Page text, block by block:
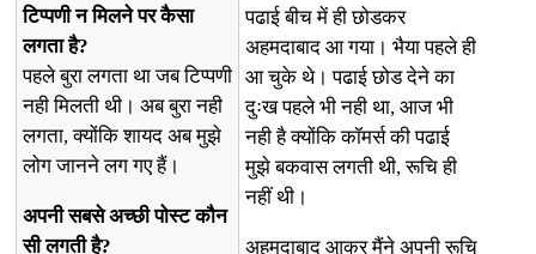
टिप्पणी न मिलने पर कैसा
लगता है?
पहले बुरा लगता था जब टिप्पणी
नही मिलती थी। अब बुरा नही
लगता, क्योंकि शायद अब मुझे
लोग जानने लग गए हैं।
अपनी सबसे अच्छी पोस्ट कौन
सी लगती है?
पढाई बीच में ही छोडकर
अहमदाबाद आ गया। भैया पहले ही
आ चुके थे। पढाई छोड देने का
दुःख पहले भी नही था, आज भी
नही है क्योंकि कॉमर्स की पढाई
मुझे बकवास लगती थी, रूचि ही
नहीं थी।
अहमदाबाद आकर मैंने अपनी रूचि